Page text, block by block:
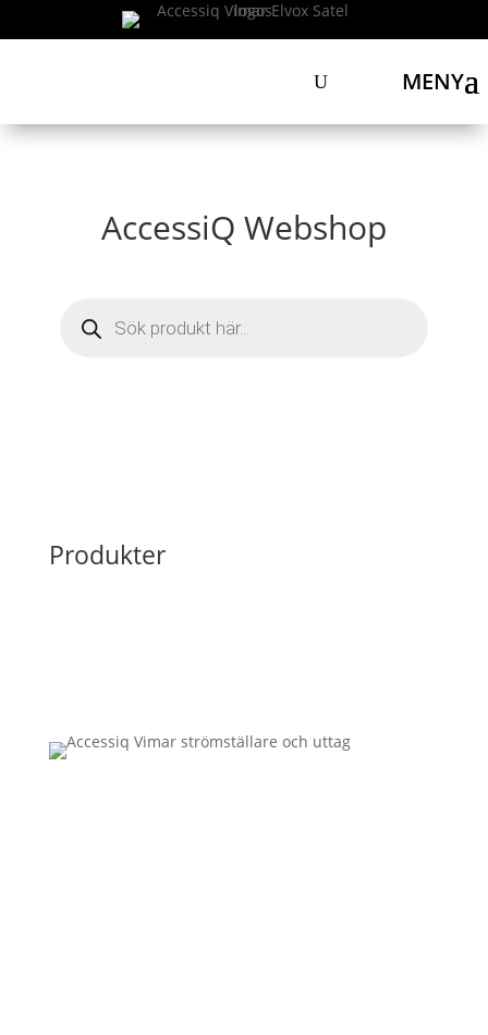
MENY
AccessiQ Webshop
search
Produkter